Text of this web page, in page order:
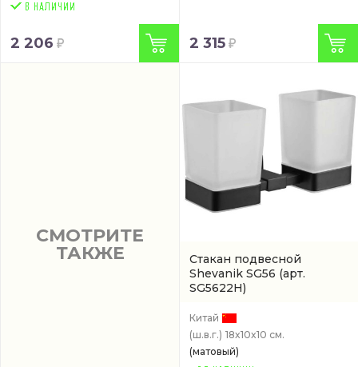
2 206 2 315
СМОТРИТЕ
ТАКЖЕ
Стакан подвесной
Shevanik SG56 (арт.
SG5622H)
Китай
(ш.в.г.) 18x10x10 см.
(матовый)